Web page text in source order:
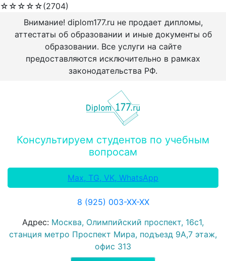
☆ ☆ ☆ ☆ ☆(2704)
Внимание! diplom177.ru не продает дипломы,
аттестаты об образовании и иные документы об
образовании. Все услуги на сайте
предоставляются исключительно в рамках
законодательства РФ.
Консультируем студентов по учебным
вопросам
Max, TG, VK, WhatsApp
8 (925) 003-ХХ-ХХ
Адрес: Москва, Олимпийский проспект, 16с1,
станция метро Проспект Мира, подъезд 9А,7 этаж,
офис 313